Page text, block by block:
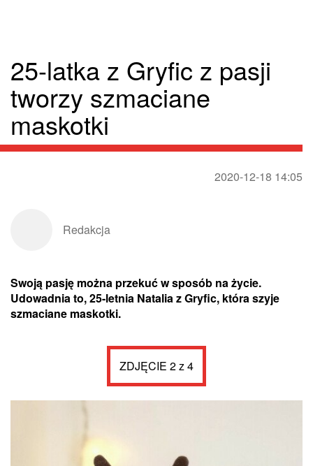
25-latka z Gryfic z pasji
tworzy szmaciane
maskotki
2020-12-18 14:05
Redakcja
Swoją pasję można przekuć w sposób na życie.
Udowadnia to, 25-letnia Natalia z Gryfic, która szyje
szmaciane maskotki.
ZDJĘCIE 2 z 4